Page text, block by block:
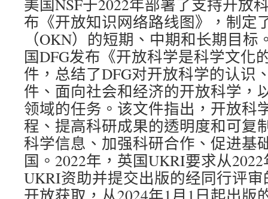
布《开放知识网络路线图》，制定
（OKN）的短期、中期和长期目标
国DFG发布《开放科学是科学文化
件，总结了DFG对开放科学的认识
件、面向社会和经济的开放科学，
领域的任务。该文件指出，开放科
程、提高科研成果的透明度和可复
科学信息、加强科研合作、促进基
国。2022年，英国UKRI要求从
UKRI资助并提交出版的经同行评
开放获取，从2024年1月1日起出版